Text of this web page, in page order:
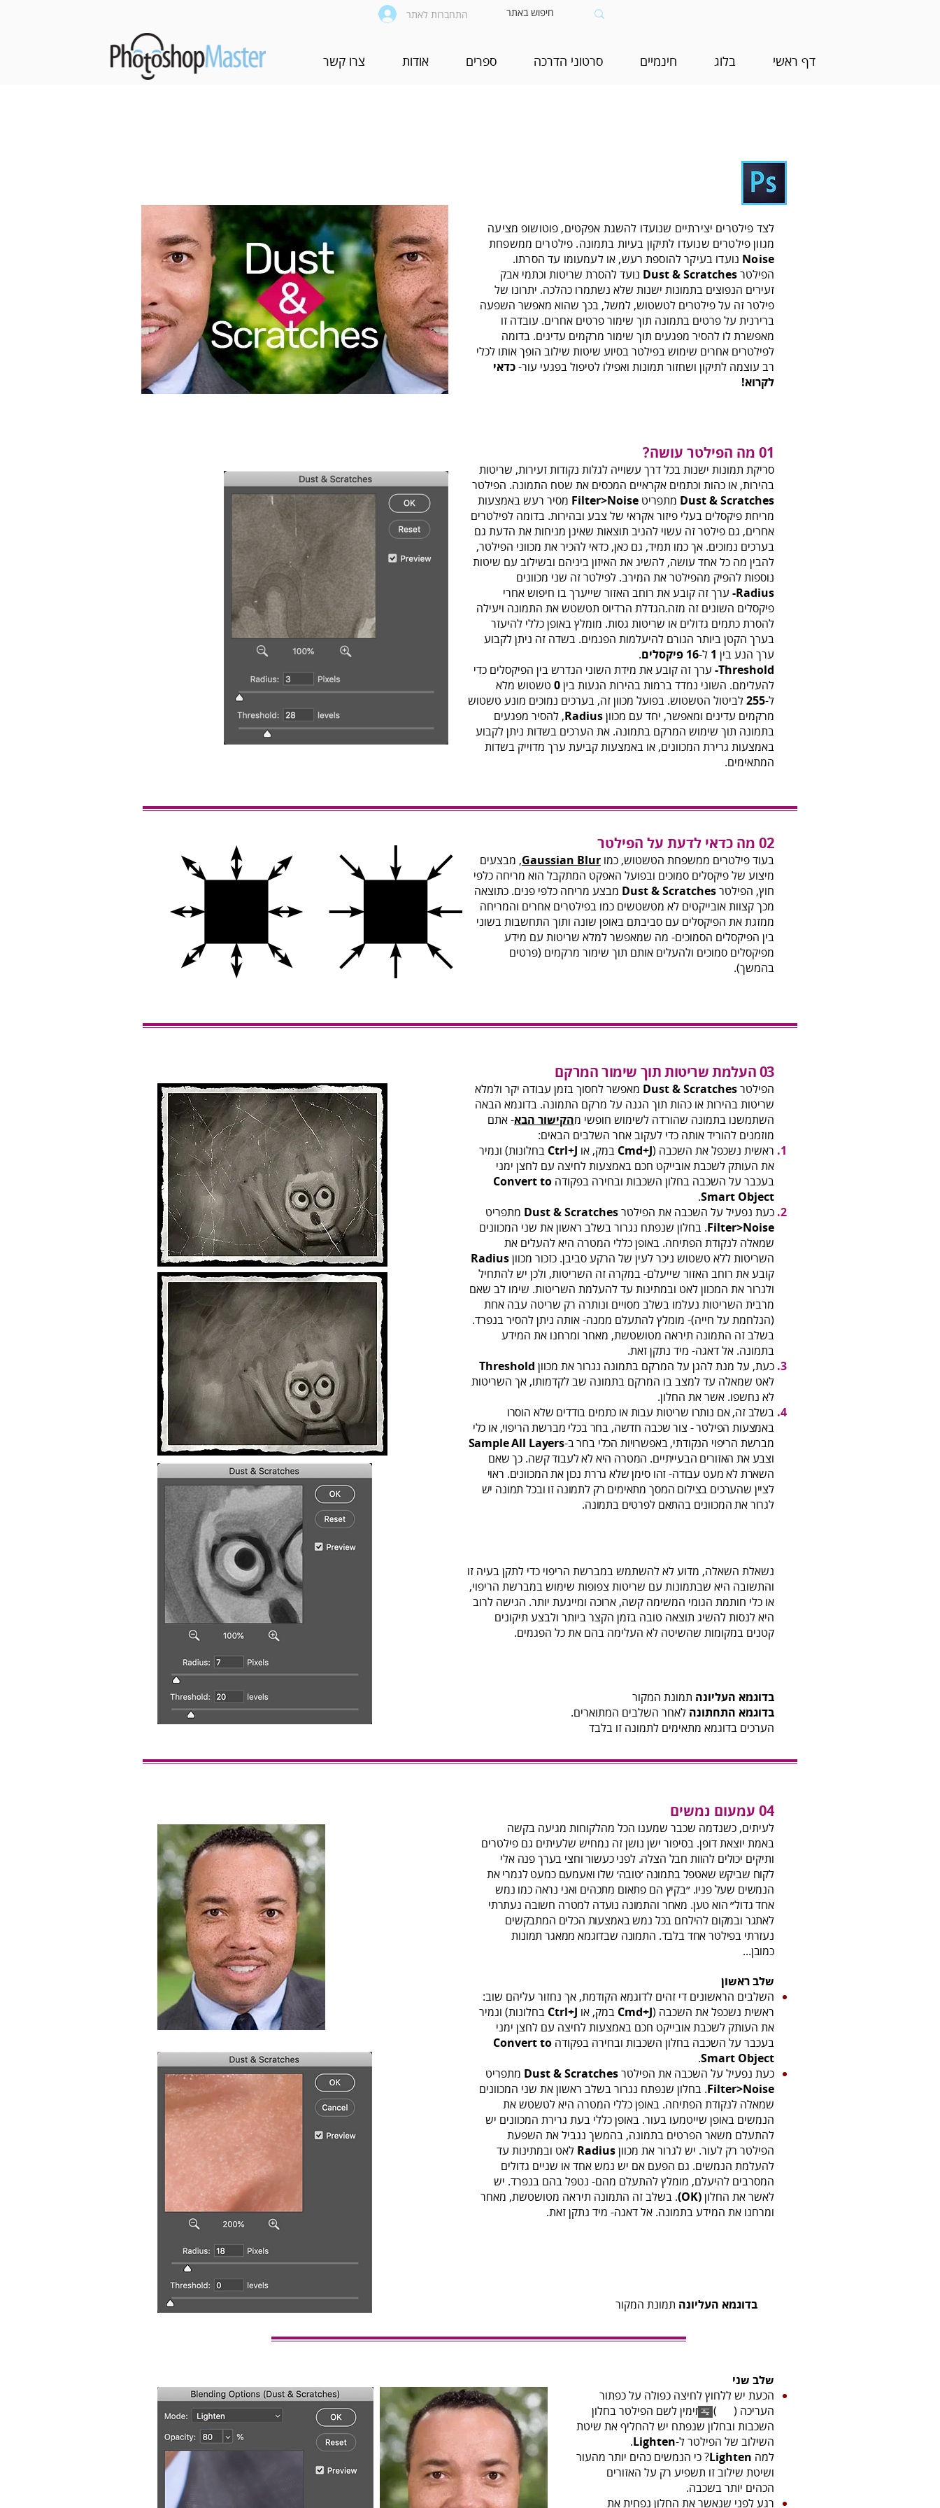
התחברות לאתר
דף ראשי בלוג חינמיים סרטוני הדרכה ספרים אודות צרו קשר
לצד פילטרים יצירתיים שנועדו להשגת אפקטים, פוטושופ מציעה
מגוון פילטרים שנועדו לתיקון בעיות בתמונה. פילטרים ממשפחת
Noise נועדו בעיקר להוספת רעש, או לעמעומו עד הסרתו.
הפילטרDust & Scratches נועד להסרת שריטות וכתמי אבק
זעירים הנפוצים בתמונות ישנות שלא נשתמרו כהלכה. יתרונו של
פילטר זה על פילטרים לטשטוש, למשל, בכך שהוא מאפשר השפעה
ברירנית על פרטים בתמונה תוך שימור פרטים אחרים. עובדה זו
מאפשרת לו להסיר מפגעים תוך שימור מרקמים עדינים. בדומה
לפילטרים אחרים שימוש בפילטר בסיוע שיטות שילוב הופך אותו לכלי
רב עוצמה לתיקון ושחזור תמונות ואפילו לטיפול בפגעי עור-כדאי
לקרוא!
01 מה הפילטר עושה?
סריקת תמונות ישנות בכל דרך עשוייה לגלות נקודות זעירות, שריטות
בהירות, או כהות וכתמים אקראיים המכסים את שטח התמונה. הפילטר
Dust & Scratches מתפריט Filter>Noise מסיר רעש באמצעות
מריחת פיקסלים בעלי פיזור אקראי של צבע ובהירות. בדומה לפילטרים
אחרים, גם פילטר זה עשוי להניב תוצאות שאינן מניחות את הדעת גם
בערכים נמוכים. אך כמו תמיד, גם כאן, כדאי להכיר את מכווני הפילטר,
להבין מה כל אחד עושה, להשיג את האיזון ביניהם ובשילוב עם שיטות
נוספות להפיק מהפילטר את המירב. לפילטר זה שני מכוונים
Radius- ערך זה קובע את רוחב האזור שייערך בו חיפוש אחרי
פיקסלים השונים זה מזה.הגדלת הרדיוס תטשטש את התמונה ויעילה
להסרת כתמים גדולים או שריטות גסות. מומלץ באופן כללי להיעזר
בערך הקטן ביותר הגורם להיעלמות הפגמים. בשדה זה ניתן לקבוע
ערך הנע בין 1 ל-16 פיקסלים
.
Threshold- ערך זה קובע את מידת השוני הנדרש בין הפיקסלים כדי
להעלימם. השוני נמדד ברמות בהירות הנעות בין0 טשטוש מלא
ל-255לביטול הטשטוש. בפועל מכוון זה, בערכים נמוכים מונע טשטוש
מרקמים עדינים ומאפשר, יחד עם מכווןRadius, להסיר מפגעים
בתמונה תוך שימוש המרקם בתמונה. את הערכים בשדות ניתן לקבוע
באמצעות גרירת המכוונים, או באמצעות קביעת ערך מדוייק בשדות
המתאימים.
02 מה כדאי לדעת על הפילטר
בעוד פילטרים ממשפחת הטשטוש, כמו Gaussian Blur, מבצעים
מיצוע של פיקסלים סמוכים ובפועל האפקט המתקבל הוא מריחה כלפי
חוץ, הפילטרDust & Scratches מבצע מריחה כלפי פנים. כתוצאה
מכך קצוות אובייקטים לא מטשטשים כמו בפילטרים אחרים והמריחה
ממזגת את הפיקסלים עם סביבתם באופן שונה ותוך התחשבות בשוני
בין הפיקסלים הסמוכים- מה שמאפשר למלא שריטות עם מידע
מפיקסלים סמוכים ולהעלים אותם תוך שימור מרקמים (פרטים
בהמשך).
03 העלמת שריטות תוך שימור המרקם
הפילטרDust & Scratches מאפשר לחסוך בזמן עבודה יקר ולמלא
שריטות בהירות או כהות תוך הגנה על מרקם התמונה. בדוגמא הבאה
השתמשנו בתמונה שהורדה לשימוש חופשי מהקישור הבא- אתם
מוזמנים להוריד אותה כדי לעקוב אחר השלבים הבאים:
ראשית נשכפל את השכבה (Cmd+J במק, או Ctrl+J בחלונות) ונמיר
את העותק לשכבת אובייקט חכם באמצעות לחיצה עם לחצן ימני
בעכבר על השכבה בחלון השכבות ובחירה בפקודה
Convertto
Smart Object
.
כעת נפעיל על השכבה את הפילטרDust & Scratches מתפריט
Filter>Noise. בחלון שנפתח נגרור בשלב ראשון את שני המכוונים
שמאלה לנקודת הפתיחה. באופן כללי המטרה היא להעלים את
השריטות ללא טשטוש ניכר לעין של הרקע סביבן. כזכור מכווןRadius
קובע את רוחב האזור שייעלם- במקרה זה השריטות, ולכן יש להתחיל
ולגרור את המכוון לאט ובמתינות עד להעלמת השריטות. שימו לב שאם
מרבית השריטות נעלמו בשלב מסויים ונותרה רק שריטה עבה אחת
(הנלחמת על חייה)- מומלץ להתעלם ממנה- אותה ניתן להסיר בנפרד.
בשלב זה התמונה תיראה מטושטשת, מאחר ומרחנו את המידע
בתמונה. אל דאגה- מיד נתקן זאת.
כעת, על מנת להגן על המרקם בתמונה נגרור את מכוון Threshold
לאט שמאלה עד למצב בו המרקם בתמונה שב לקדמותו, אך השריטות
לא נחשפו. אשר את החלון.
בשלב זה, אם נותרו שריטות עבות או כתמים בודדים שלא הוסרו
באמצעות הפילטר - צור שכבה חדשה, בחר בכלי מברשת הריפוי, או כלי
מברשת הריפוי הנקודתי, באפשרויות הכלי בחר ב-
Sample All Layers
וצבע את האזורים הבעייתיים. המטרה היא לא לעבוד קשה. כך שאם
השארת לא מעט עבודה- זהו סימן שלא גררת נכון את המכוונים. ראוי
לציין שהערכים בצילום המסך מתאימים רק לתמונה זו ובכל תמונה יש
לגרור את המכוונים בהתאם לפרטים בתמונה.
נשאלת השאלה, מדוע לא להשתמש במברשת הריפוי כדי לתקן בעיה זו
והתשובה היא שבתמונות עם שריטות צפופות שימוש במברשת הריפוי,
או כלי חותמת הגומי המשימה קשה, ארוכה ומייגעת יותר. הגישה לרוב
היא לנסות להשיג תוצאה טובה בזמן הקצר ביותר ולבצע תיקונים
קטנים במקומות שהשיטה לא העלימה בהם את כל הפגמים.
בדוגמא העליונה תמונת המקור
בדוגמא התחתונה לאחר השלבים המתוארים.
הערכים בדוגמא מתאימים לתמונה זו בלבד
04 עמעום נמשים
לעיתים, כשנדמה שכבר שמענו הכל מהלקוחות מגיעה בקשה
באמת יוצאת דופן. בסיפור ישן נושן זה נמחיש שלעיתים גם פילטרים
ותיקים יכולים להוות חבל הצלה. לפני כעשור וחצי בערך פנה אלי
לקוח שביקש שאטפל בתמונה ׳טובה׳ שלו ואעמעם כמעט לגמרי את
הנמשים שעל פניו. ״בקיץ הם פתאום מתכהים ואני נראה כמו נמש
אחד גדול״ הוא טען. מאחר והתמונה נועדה למטרה חשובה נעתרתי
לאתגר ובמקום להילחם בכל נמש באמצעות הכלים המתבקשים
נעזרתי בפילטר אחד בלבד. התמונה שבדוגמא ממאגר תמונות
כמובן...
שלב ראשון
השלבים הראשונים די זהים לדוגמא הקודמת, אך נחזור עליהם שוב:
ראשית נשכפל את השכבה (Cmd+J במק, או Ctrl+J בחלונות) ונמיר
את העותק לשכבת אובייקט חכם באמצעות לחיצה עם לחצן ימני
בעכבר על השכבה בחלון השכבות ובחירה בפקודה Convert to
Smart Object
.
כעת נפעיל על השכבה את הפילטרDust & Scratches מתפריט
Filter>Noise. בחלון שנפתח נגרור בשלב ראשון את שני המכוונים
שמאלה לנקודת הפתיחה. באופן כללי המטרה היא לטשטש את
הנמשים באופן שייטמעו בעור. באופן כללי בעת גרירת המכוונים יש
להתעלם משאר הפרטים בתמונה, בהמשך נגביל את השפעת
הפילטר רק לעור. יש לגרור את מכווןRadius לאט ובמתינות עד
להעלמת הנמשים. גם הפעם אם יש נמש אחד או שניים גדולים
המסרבים להיעלם, מומלץ להתעלם מהם- נטפל בהם בנפרד. יש
לאשר את החלון(OK)
. בשלב זה התמונה תיראה מטושטשת, מאחר
ומרחנו את המידע בתמונה. אל דאגה- מיד נתקן זאת.
בדוגמא העליונה תמונת המקור
שלב שני
הכעת יש ללחוץ לחיצה כפולה על כפתור
העריכה ( ) שמימין לשם הפילטר בחלון
השכבות ובחלון שנפתח יש להחליף את שיטת
השילוב של הפילטר ל-Lighten
.
למה Lighten? כי הנמשים כהים יותר מהעור
ושיטת שילוב זו תשפיע רק על האזורים
הכהים יותר בשכבה.
רגע לפני שנאשר את החלון נפחית את